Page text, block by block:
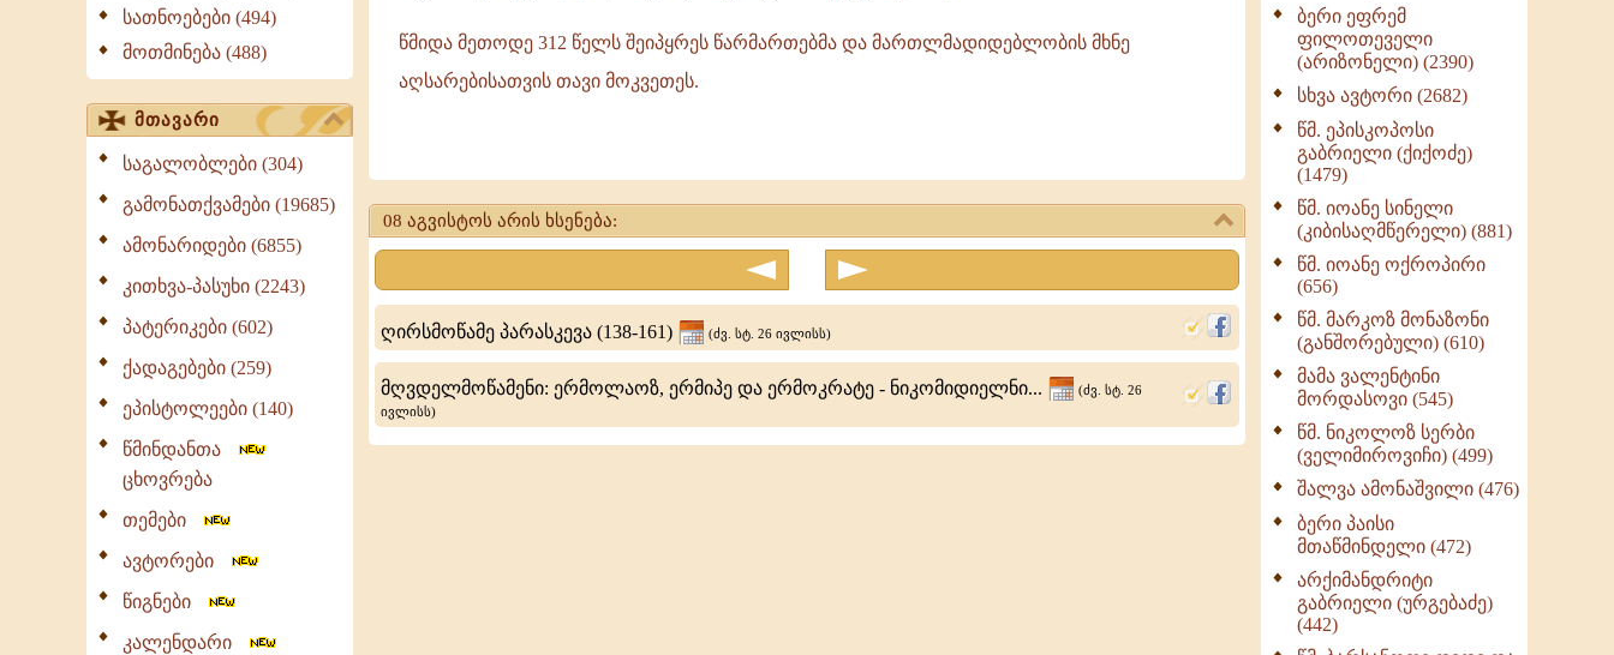
სათნოებები (494)
მოთმინება (488)
მთავარი
საგალობლები (304)
გამონათქვამები (19685)
ამონარიდები (6855)
კითხვა-პასუხი (2243)
პატერიკები (602)
ქადაგებები (259)
ეპისტოლეები (140)
წმინდანთა
ცხოვრება
თემები
ავტორები
წიგნები
კალენდარი
წმიდა მეთოდე 312 წელს შეიპყრეს წარმართებმა და მართლმადიდებლობის მხნე
აღსარებისათვის თავი მოკვეთეს.
-
ეპისკოპოსი
08 აგვისტოს არის ხსენება:
ღირსმოწამე პარასკევა (138-161) (ძვ. სტ. 26 ივლისს)
მღვდელმოწამენი: ერმოლაოზ, ერმიპე და ერმოკრატე - ნიკომიდიელნი...
(ძვ. სტ. 26
ივლისს)
ქადაგებანი გაბრიელ
ეპისკოპოსისა - II ტომი
(370)
სულიერი ცხოვრების
სახელმძღვანელო -
ნაწილი II (369)
ღმერთი და ადამიანები
(287)
ბერის დიადემა (278)
მონაზვნური
გამოცდილების
ოთხი ასეული თავი
სიყვარულის შესახებ
(259)
ბერი ეფრემ
ფილოთეველი
(არიზონელი) (2390)
სხვა ავტორი (2682)
წმ. ეპისკოპოსი
გაბრიელი (ქიქოძე)
(1479)
წმ. იოანე სინელი
(კიბისაღმწერელი) (881)
წმ. იოანე ოქროპირი
(656)
წმ. მარკოზ მონაზონი
(განშორებული) (610)
მამა ვალენტინი
მორდასოვი (545)
წმ. ნიკოლოზ სერბი
(ველიმიროვიჩი) (499)
შალვა ამონაშვილი (476)
ბერი პაისი
მთაწმინდელი (472)
არქიმანდრიტი
გაბრიელი (ურგებაძე)
(442)